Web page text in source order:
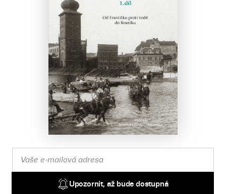
Upozornit, až bude dostupná